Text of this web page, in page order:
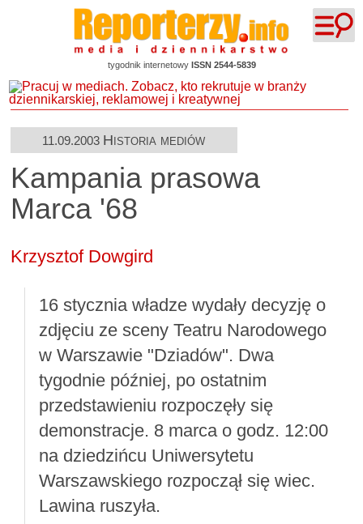
tygodnik internetowy ISSN 2544-5839
11.09.2003 Historia mediów
Kampania prasowa
Marca '68
Krzysztof Dowgird
16 stycznia władze wydały decyzję o
zdjęciu ze sceny Teatru Narodowego
w Warszawie "Dziadów". Dwa
tygodnie później, po ostatnim
przedstawieniu rozpoczęły się
demonstracje. 8 marca o godz. 12:00
na dziedzińcu Uniwersytetu
Warszawskiego rozpoczął się wiec.
Lawina ruszyła.